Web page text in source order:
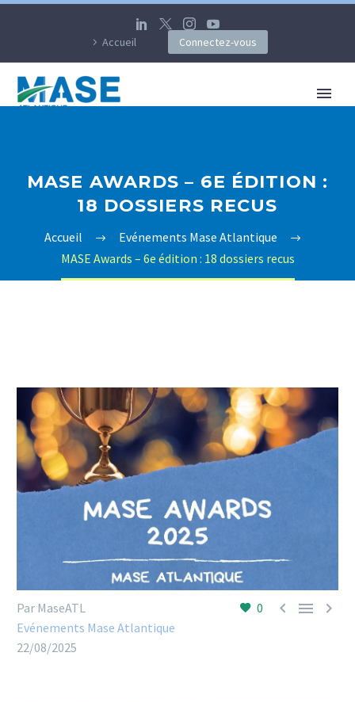
Accueil Connectez-vous
MASE AWARDS – 6E ÉDITION :
18 DOSSIERS RECUS
Accueil
Evénements Mase Atlantique
MASE Awards – 6e édition : 18 dossiers recus
0   
Par MaseATL
Evénements Mase Atlantique
22/08/2025